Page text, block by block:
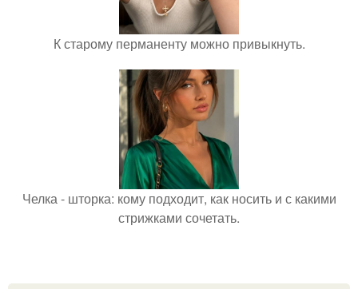
К старому перманенту можно привыкнуть.
Челка - шторка: кому подходит, как носить и с какими
стрижками сочетать.